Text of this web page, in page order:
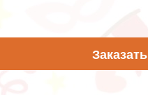
Заказать